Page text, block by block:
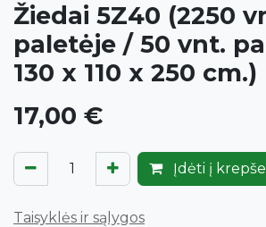
Žiedai 5Z40 (2250
paletėje / 50 vnt.
130 x 110 x 250 cm.)
17,00 €
Įdėti į
Taisyklės ir sąlygos